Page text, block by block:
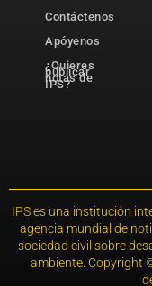
Contáctenos
Apóyenos
¿Quieres
publicar
notas de
IPS?
IPS es una institución
agencia mundial de
sociedad civil sobre
ambiente. Copyright